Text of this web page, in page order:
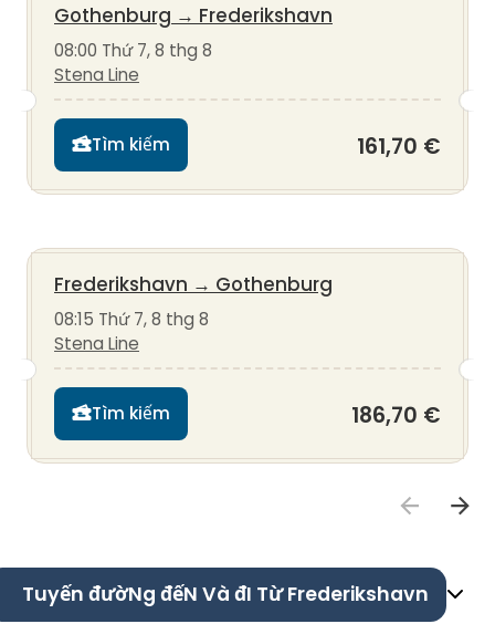
Gothenburg → Frederikshavn
08:00 Thứ 7, 8 thg 8
Stena Line
Tìm kiếm 161,70 €
Frederikshavn → Gothenburg
08:15 Thứ 7, 8 thg 8
Stena Line
Tìm kiếm 186,70 €
Tuyến đườNg đếN Và đI Từ Frederikshavn